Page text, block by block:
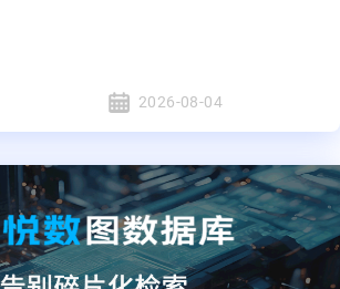
2026-08-04